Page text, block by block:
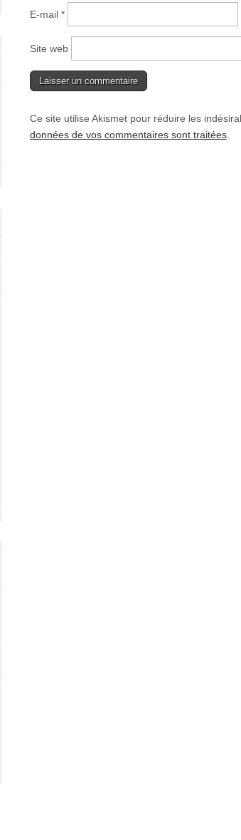
E-mail *
Site web
Ce site utilise Akismet pour réduire les
données de vos commentaires sont traitées